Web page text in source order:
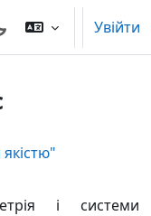
Увійти
і системи